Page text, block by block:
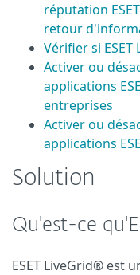
réputation
retour
Vérifier si
Activer ou
applications
entreprises
Activer ou
applications
Solution
Qu'est-ce
ESET LiveGrid® est